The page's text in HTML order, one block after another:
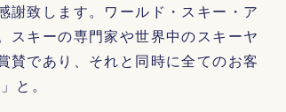
謝致します。ワールド・スキー・ア
スキーの専門家や世界中のスキーヤ
賛であり、それと同時に全てのお客
と。